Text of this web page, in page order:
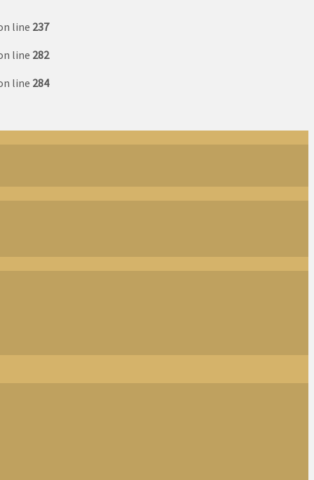
line 237
line 282
line 284